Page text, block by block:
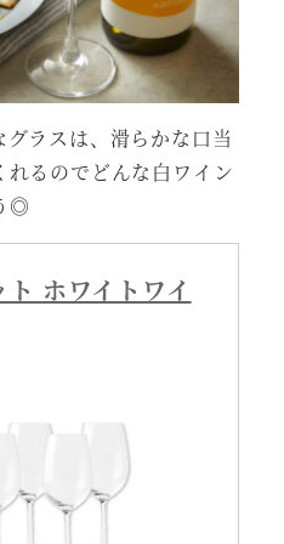
ラスは、滑らかな口当
るのでどんな白ワイン
◎
ホワイトワイ